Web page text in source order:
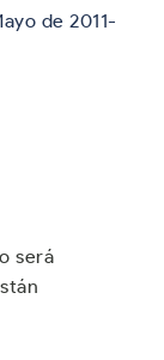
de 2011-
será